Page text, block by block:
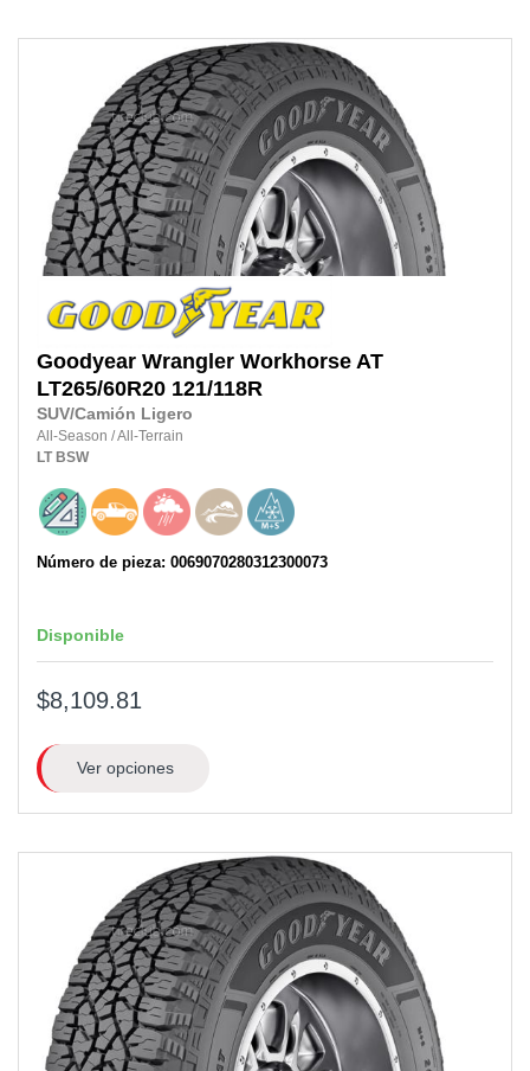
Goodyear Wrangler Workhorse AT
LT265/60R20 121/118R
SUV/Camión Ligero
All-Season /All-Terrain
LT BSW
Número de pieza: 0069070280312300073
Disponible
$8,109.81
Ver opciones